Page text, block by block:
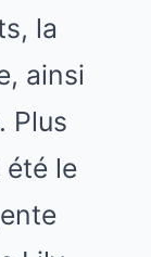
la
ainsi
Plus
le